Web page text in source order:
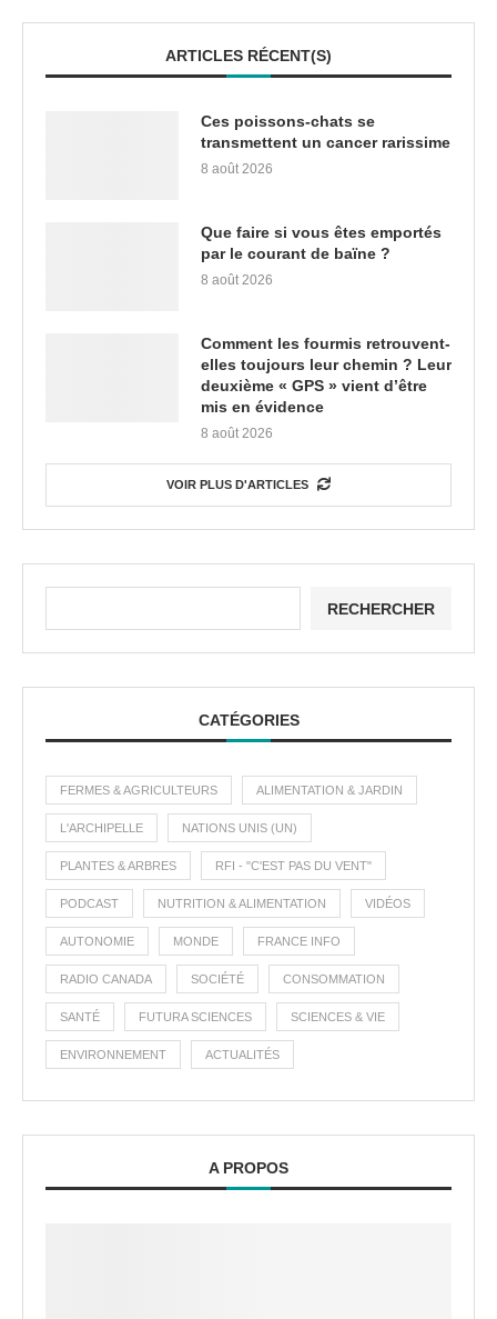
ARTICLES RÉCENT(S)
Ces poissons-chats se
transmettent un cancer rarissime
8 août 2026
Que faire si vous êtes emportés
par le courant de baïne ?
8 août 2026
Comment les fourmis retrouvent-
elles toujours leur chemin ? Leur
deuxième « GPS » vient d’être
mis en évidence
8 août 2026
VOIR PLUS D'ARTICLES
RECHERCHER
CATÉGORIES
FERMES & AGRICULTEURS ALIMENTATION & JARDIN
L'ARCHIPELLE NATIONS UNIS (UN)
PLANTES & ARBRES RFI - "C'EST PAS DU VENT"
PODCAST NUTRITION & ALIMENTATION VIDÉOS
AUTONOMIE MONDE FRANCE INFO
RADIO CANADA SOCIÉTÉ CONSOMMATION
SANTÉ FUTURA SCIENCES SCIENCES & VIE
ENVIRONNEMENT ACTUALITÉS
A PROPOS